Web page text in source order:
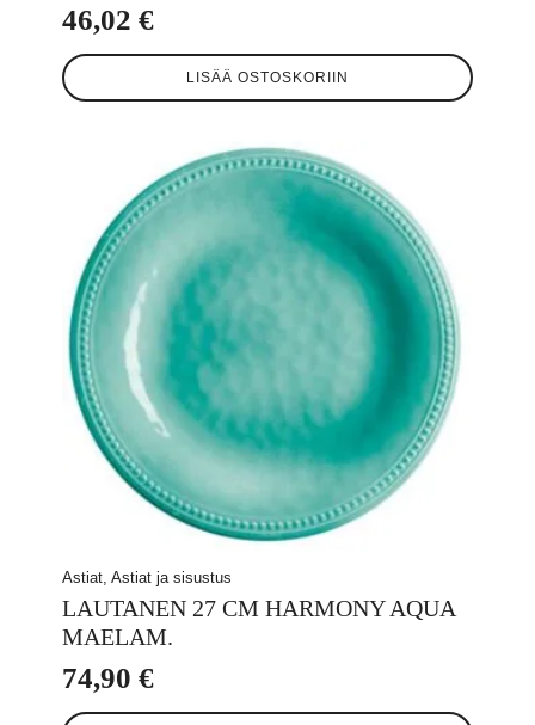
46,02 €
LISÄÄ OSTOSKORIIN
Astiat, Astiat ja sisustus
LAUTANEN 27 CM HARMONY AQUA
MAELAM.
74,90 €